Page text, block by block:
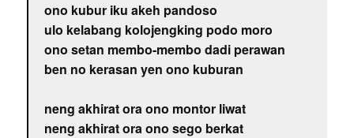
ono kubur iku akeh pandoso
ulo kelabang kolojengking podo moro
ono setan membo-membo dadi perawan
ben no kerasan yen ono kuburan
neng akhirat ora ono montor liwat
neng akhirat ora ono sego berkat